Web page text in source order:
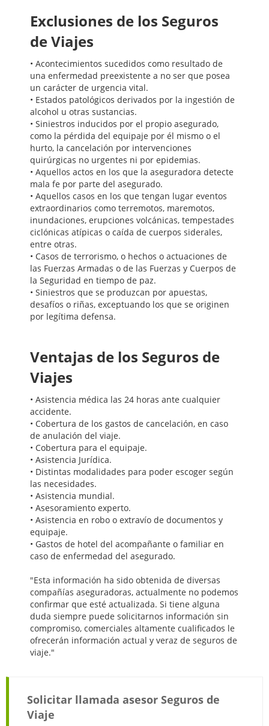
Exclusiones de los Seguros
de Viajes
• Acontecimientos sucedidos como resultado de
una enfermedad preexistente a no ser que posea
un carácter de urgencia vital.
• Estados patológicos derivados por la ingestión de
alcohol u otras sustancias.
• Siniestros inducidos por el propio asegurado,
como la pérdida del equipaje por él mismo o el
hurto, la cancelación por intervenciones
quirúrgicas no urgentes ni por epidemias.
• Aquellos actos en los que la aseguradora detecte
mala fe por parte del asegurado.
• Aquellos casos en los que tengan lugar eventos
extraordinarios como terremotos, maremotos,
inundaciones, erupciones volcánicas, tempestades
ciclónicas atípicas o caída de cuerpos siderales,
entre otras.
• Casos de terrorismo, o hechos o actuaciones de
las Fuerzas Armadas o de las Fuerzas y Cuerpos de
la Seguridad en tiempo de paz.
• Siniestros que se produzcan por apuestas,
desafíos o riñas, exceptuando los que se originen
por legítima defensa.
Ventajas de los Seguros de
Viajes
• Asistencia médica las 24 horas ante cualquier
accidente.
• Cobertura de los gastos de cancelación, en caso
de anulación del viaje.
• Cobertura para el equipaje.
• Asistencia Jurídica.
• Distintas modalidades para poder escoger según
las necesidades.
• Asistencia mundial.
• Asesoramiento experto.
• Asistencia en robo o extravío de documentos y
equipaje.
• Gastos de hotel del acompañante o familiar en
caso de enfermedad del asegurado.
"Esta información ha sido obtenida de diversas
compañías aseguradoras, actualmente no podemos
confirmar que esté actualizada. Si tiene alguna
duda siempre puede solicitarnos información sin
compromiso, comerciales altamente cualificados le
ofrecerán información actual y veraz de seguros de
viaje."
Solicitar llamada asesor Seguros de
Viaje